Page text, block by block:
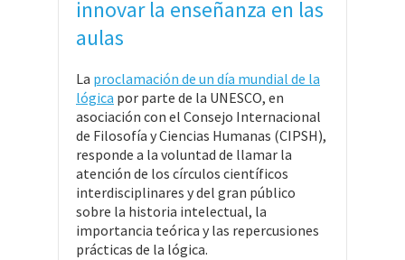
innovar la enseñanza en las
aulas
La proclamación de un día mundial de la
lógica por parte de la UNESCO, en
asociación con el Consejo Internacional
de Filosofía y Ciencias Humanas (CIPSH),
responde a la voluntad de llamar la
atención de los círculos científicos
interdisciplinares y del gran público
sobre la historia intelectual, la
importancia teórica y las repercusiones
prácticas de la lógica.